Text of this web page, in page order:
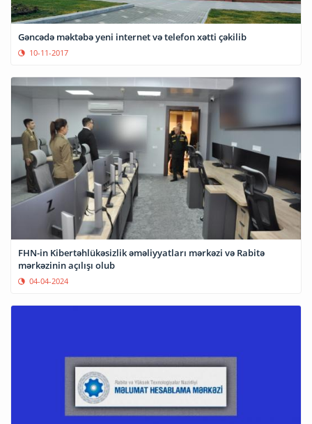
Gəncədə məktəbə yeni internet və telefon xətti çəkilib
10-11-2017
FHN-in Kibertəhlükəsizlik əməliyyatları mərkəzi və Rabitə
mərkəzinin açılışı olub
04-04-2024